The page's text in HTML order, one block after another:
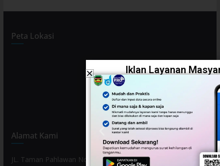
Peta Lokasi
Alamat Kami
JL. Taman Pahlawan No. 80, Kelurahan Purwamekar,
Iklan Layanan